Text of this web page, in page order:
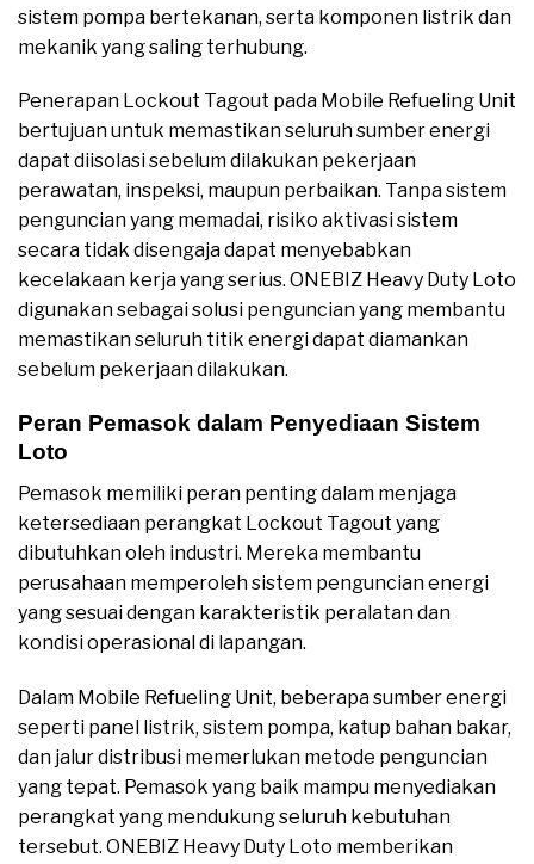
sistem pompa bertekanan, serta komponen listrik dan
mekanik yang saling terhubung.
Penerapan Lockout Tagout pada Mobile Refueling Unit
bertujuan untuk memastikan seluruh sumber energi
dapat diisolasi sebelum dilakukan pekerjaan
perawatan, inspeksi, maupun perbaikan. Tanpa sistem
penguncian yang memadai, risiko aktivasi sistem
secara tidak disengaja dapat menyebabkan
kecelakaan kerja yang serius. ONEBIZ Heavy Duty Loto
digunakan sebagai solusi penguncian yang membantu
memastikan seluruh titik energi dapat diamankan
sebelum pekerjaan dilakukan.
Peran Pemasok dalam Penyediaan Sistem
Loto
Pemasok memiliki peran penting dalam menjaga
ketersediaan perangkat Lockout Tagout yang
dibutuhkan oleh industri. Mereka membantu
perusahaan memperoleh sistem penguncian energi
yang sesuai dengan karakteristik peralatan dan
kondisi operasional di lapangan.
Dalam Mobile Refueling Unit, beberapa sumber energi
seperti panel listrik, sistem pompa, katup bahan bakar,
dan jalur distribusi memerlukan metode penguncian
yang tepat. Pemasok yang baik mampu menyediakan
perangkat yang mendukung seluruh kebutuhan
tersebut. ONEBIZ Heavy Duty Loto memberikan